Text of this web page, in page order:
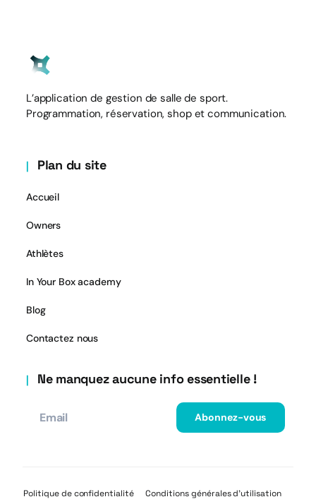
L’application de gestion de salle de sport.
Programmation, réservation, shop et communication.
Plan du site
Accueil
Owners
Athlètes
In Your Box academy
Blog
Contactez nous
Ne manquez aucune info essentielle !
Politique de confidentialité Conditions générales d’utilisation